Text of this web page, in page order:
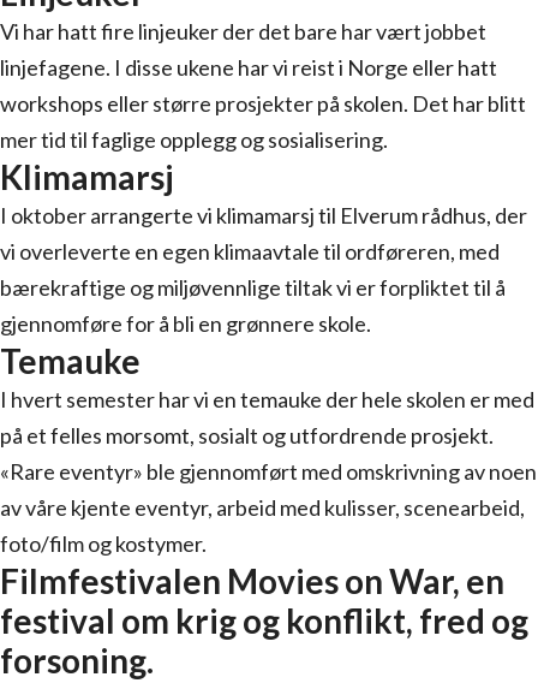
Vi har hatt fire linjeuker der det bare har vært jobbet
linjefagene. I disse ukene har vi reist i Norge eller hatt
workshops eller større prosjekter på skolen. Det har blitt
mer tid til faglige opplegg og sosialisering.
Klimamarsj
I oktober arrangerte vi klimamarsj til Elverum rådhus, der
vi overleverte en egen klimaavtale til ordføreren, med
bærekraftige og miljøvennlige tiltak vi er forpliktet til å
gjennomføre for å bli en grønnere skole.
Temauke
I hvert semester har vi en temauke der hele skolen er med
på et felles morsomt, sosialt og utfordrende prosjekt.
«Rare eventyr» ble gjennomført med omskrivning av noen
av våre kjente eventyr, arbeid med kulisser, scenearbeid,
foto/film og kostymer.
Filmfestivalen Movies on War, en
festival om krig og konflikt, fred og
forsoning.